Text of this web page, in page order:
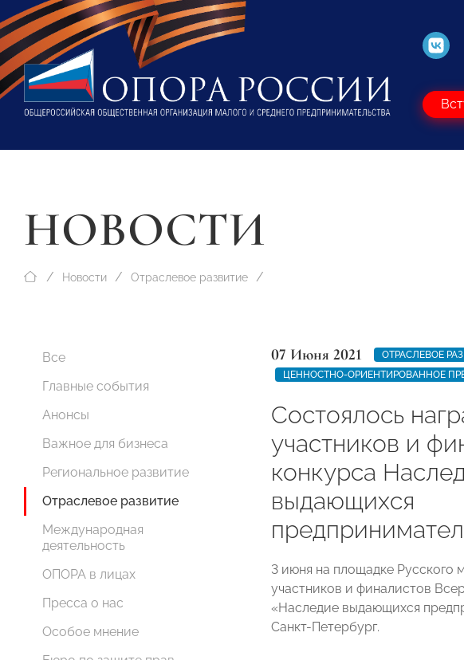
НОВОСТИ
Новости Отраслевое развитие
Все
Главные события
Анонсы
Важное для бизнеса
Региональное развитие
Отраслевое развитие
Международная
деятельность
ОПОРА в лицах
Пресса о нас
Особое мнение
07 Июня 2021
ОТРАСЛЕВОЕ
ЦЕННОСТНО-ОРИЕНТИРОВАННОЕ
Состоялось
участников и
конкурса
выдающихся
3 июня на площадке Русского
участников и финалистов
«Наследие выдающихся
Санкт-Петербург.